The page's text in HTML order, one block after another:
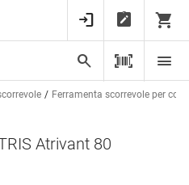
Ferramenta scorrevole per
Atrivant 80